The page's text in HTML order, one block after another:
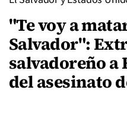
"Te voy a
Salvador":
salvadoreño a
del asesinato